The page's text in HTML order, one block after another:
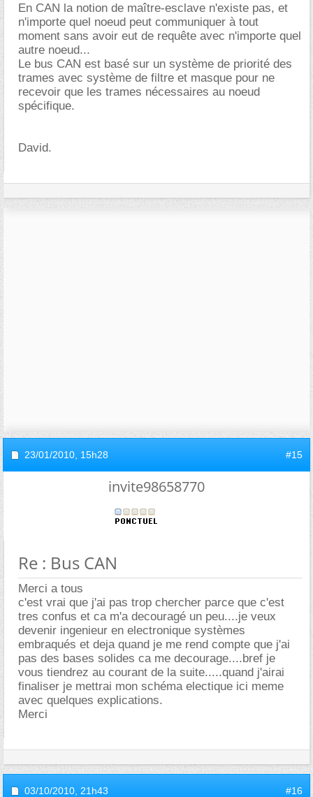
En CAN la notion de maître-esclave n'existe pas, et
n'importe quel noeud peut communiquer à tout
moment sans avoir eut de requête avec n'importe quel
autre noeud...
Le bus CAN est basé sur un système de priorité des
trames avec système de filtre et masque pour ne
recevoir que les trames nécessaires au noeud
spécifique.
David.
23/01/2010, 15h28 #15
invite98658770
Re : Bus CAN
Merci a tous
c'est vrai que j'ai pas trop chercher parce que c'est
tres confus et ca m'a decouragé un peu....je veux
devenir ingenieur en electronique systèmes
embraqués et deja quand je me rend compte que j'ai
pas des bases solides ca me decourage....bref je
vous tiendrez au courant de la suite.....quand j'airai
finaliser je mettrai mon schéma electique ici meme
avec quelques explications.
Merci
03/10/2010, 21h43 #16